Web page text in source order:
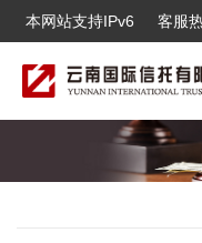
客服
本网站支持IPv6